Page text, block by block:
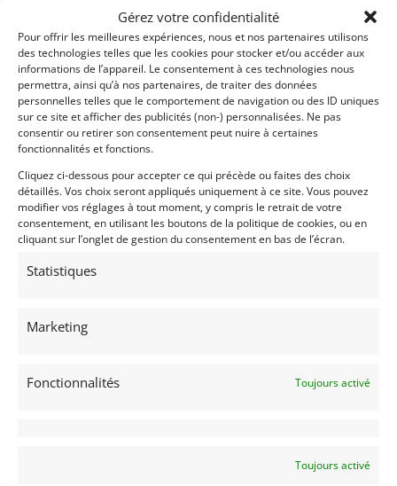
Gérez votre confidentialité
Pour offrir les meilleures expériences, nous et nos partenaires utilisons
des technologies telles que les cookies pour stocker et/ou accéder aux
informations de l’appareil. Le consentement à ces technologies nous
permettra, ainsi qu’à nos partenaires, de traiter des données
personnelles telles que le comportement de navigation ou des ID uniques
sur ce site et afficher des publicités (non-) personnalisées. Ne pas
consentir ou retirer son consentement peut nuire à certaines
fonctionnalités et fonctions.
Cliquez ci-dessous pour accepter ce qui précède ou faites des choix
détaillés. Vos choix seront appliqués uniquement à ce site. Vous pouvez
modifier vos réglages à tout moment, y compris le retrait de votre
consentement, en utilisant les boutons de la politique de cookies, ou en
cliquant sur l’onglet de gestion du consentement en bas de l’écran.
Statistiques
Marketing
Fonctionnalités Toujours activé
Toujours activé